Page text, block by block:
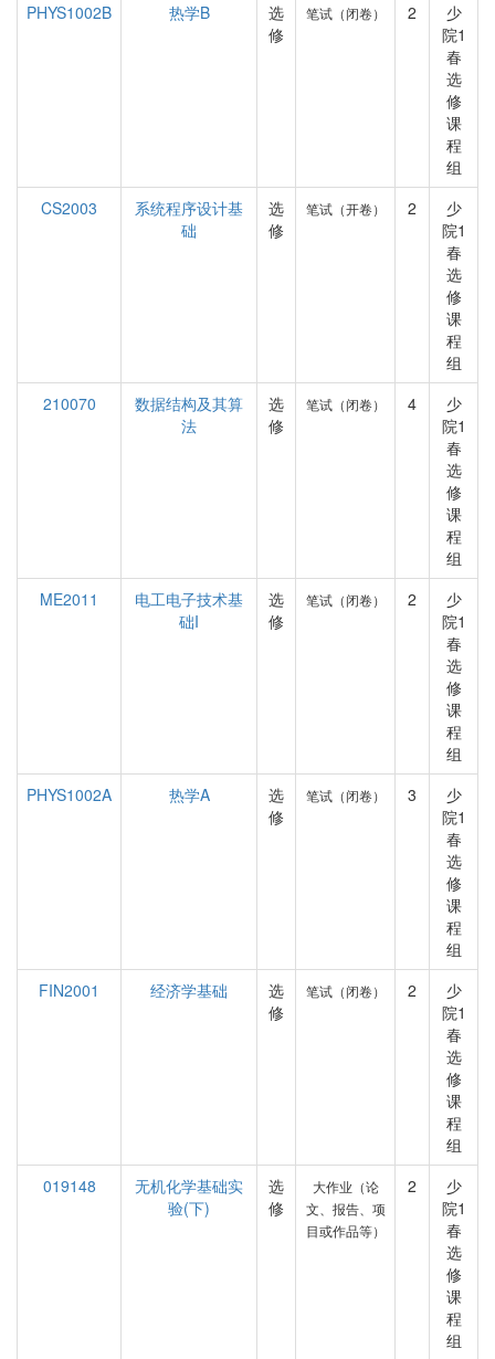
PHYS1002B
热学B
选
修
笔试（闭卷） 2
少
院1
春
选
修
课
程
组
CS2003
系统程序设计基
础
选
修
笔试（开卷） 2
少
院1
春
选
修
课
程
组
210070
数据结构及其算
法
选
修
笔试（闭卷） 4
少
院1
春
选
修
课
程
组
ME2011
电工电子技术基
础I
选
修
笔试（闭卷） 2
少
院1
春
选
修
课
程
组
PHYS1002A
热学A
选
修
笔试（闭卷） 3
少
院1
春
选
修
课
程
组
FIN2001
经济学基础
选
修
笔试（闭卷） 2
少
院1
春
选
修
课
程
组
019148
无机化学基础实
验(下)
选
修
大作业（论
文、报告、项
目或作品等）
2
少
院1
春
选
修
课
程
组